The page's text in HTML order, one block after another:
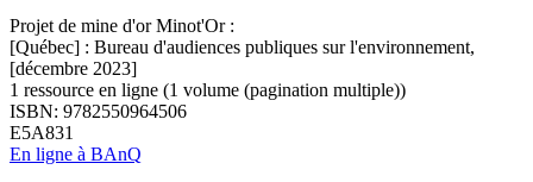
Projet de mine d'or Minot'Or :
[Québec] : Bureau d'audiences publiques sur l'environnement,
[décembre 2023]
1 ressource en ligne (1 volume (pagination multiple))
ISBN: 9782550964506
E5A831
En ligne à BAnQ